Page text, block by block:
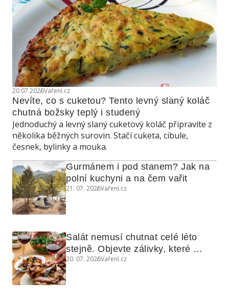
20.07.2026Vaření.cz
Nevíte, co s cuketou? Tento levný slaný koláč
chutná božsky teplý i studený
Jednoduchý a levný slaný cuketový koláč připravíte z
několika běžných surovin. Stačí cuketa, cibule,
česnek, bylinky a mouka.
Gurmánem i pod stanem? Jak na
polní kuchyni a na čem vařit
21. 07. 2026Vaření.cz
Salát nemusí chutnat celé léto
stejně. Objevte zálivky, které
využijete i na maso, nudle nebo
20. 07. 2026Vaření.cz